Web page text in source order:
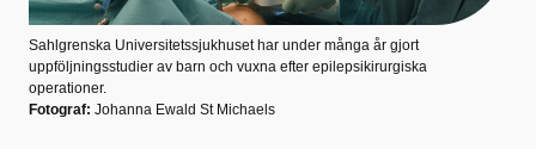
Sahlgrenska Universitetssjukhuset har under många år gjort
uppföljningsstudier av barn och vuxna efter epilepsikirurgiska
operationer.
Fotograf: Johanna Ewald St Michaels